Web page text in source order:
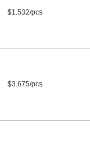
$1.532/pcs
$3.675/pcs